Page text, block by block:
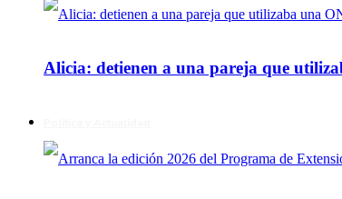
Alicia: detienen a una pareja que